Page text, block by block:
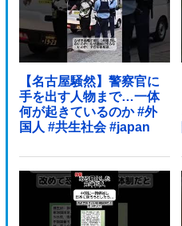
【名古屋騒然】警察官に
手を出す人物まで…一体
何が起きているのか #外
国人 #共生社会 #japan